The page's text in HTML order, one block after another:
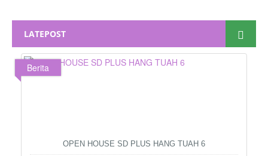
LATEPOST
Berita
OPEN HOUSE SD PLUS HANG TUAH 6